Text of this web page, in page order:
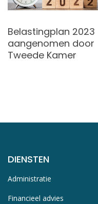
Belastingplan 2023
aangenomen door
Tweede Kamer
DIENSTEN
Administratie
Financieel advies